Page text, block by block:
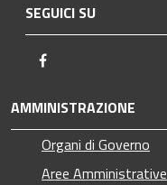
SEGUICI SU
AMMINISTRAZIONE
Organi di Governo
Aree Amministrative